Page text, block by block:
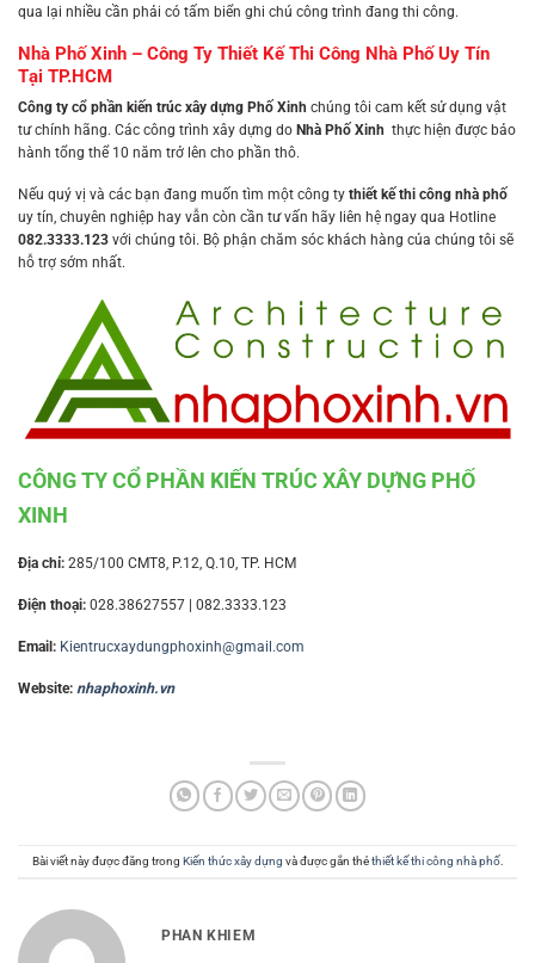
qua lại nhiều cần phải có tấm biển ghi chú công trình đang thi công.
Nhà Phố Xinh – Công Ty Thiết Kế Thi Công Nhà Phố Uy Tín
Tại TP.HCM
Công ty cổ phần kiến trúc xây dựng Phố Xinh chúng tôi cam kết sử dụng vật
tư chính hãng. Các công trình xây dựng do Nhà Phố Xinh thực hiện được bảo
hành tổng thể 10 năm trở lên cho phần thô.
Nếu quý vị và các bạn đang muốn tìm một công ty thiết kế thi công nhà phố
uy tín, chuyên nghiệp hay vẫn còn cần tư vấn hãy liên hệ ngay qua Hotline
082.3333.123 với chúng tôi. Bộ phận chăm sóc khách hàng của chúng tôi sẽ
hỗ trợ sớm nhất.
CÔNG TY CỔ PHẦN KIẾN TRÚC XÂY DỰNG PHỐ
XINH
Địa chỉ: 285/100 CMT8, P.12, Q.10, TP. HCM
Điện thoại: 028.38627557 | 082.3333.123
Email: Kientrucxaydungphoxinh@gmail.com
Website: nhaphoxinh.vn
Bài viết này được đăng trong Kiến thức xây dựng và được gắn thẻthiết kế thi công nhà phố.
PHAN KHIEM